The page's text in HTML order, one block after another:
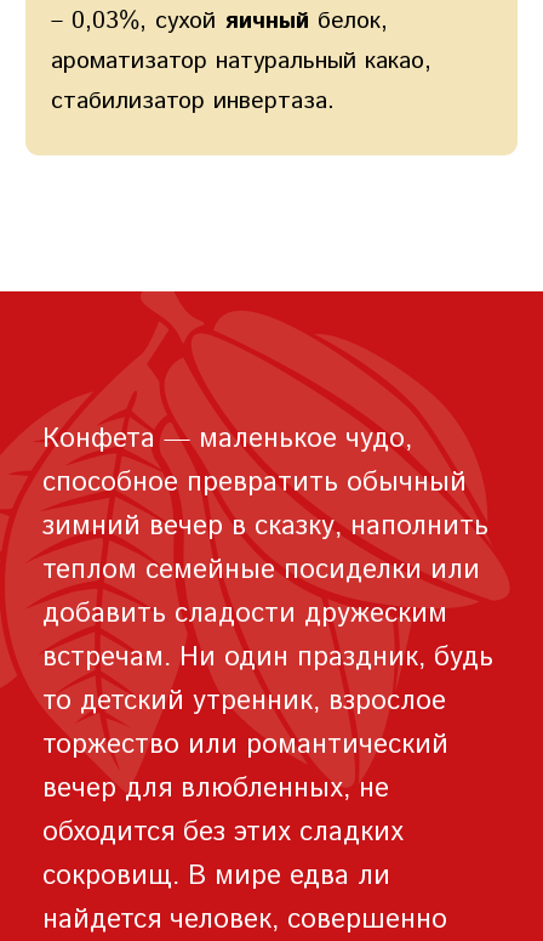
– 0,03%, сухой яичный белок,
ароматизатор натуральный какао,
стабилизатор инвертаза.
Конфета — маленькое чудо,
способное превратить обычный
зимний вечер в сказку, наполнить
теплом семейные посиделки или
добавить сладости дружеским
встречам. Ни один праздник, будь
то детский утренник, взрослое
торжество или романтический
вечер для влюбленных, не
обходится без этих сладких
сокровищ. В мире едва ли
найдется человек, совершенно